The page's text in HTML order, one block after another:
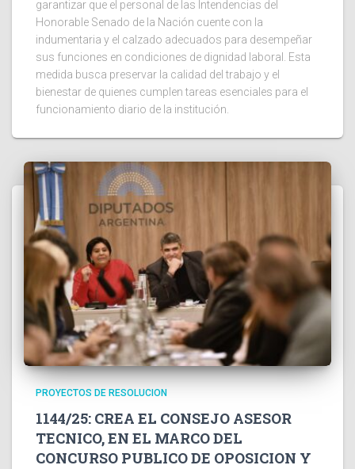
garantizar que el personal de las Intendencias del
Honorable Senado de la Nación cuente con la
indumentaria y el calzado adecuados para desempeñar
sus funciones en condiciones de dignidad laboral. Esta
medida busca preservar la calidad del trabajo y el
bienestar de quienes cumplen tareas esenciales para el
funcionamiento diario de la institución.
PROYECTOS DE RESOLUCION
1144/25: CREA EL CONSEJO ASESOR
TECNICO, EN EL MARCO DEL
CONCURSO PUBLICO DE OPOSICION Y